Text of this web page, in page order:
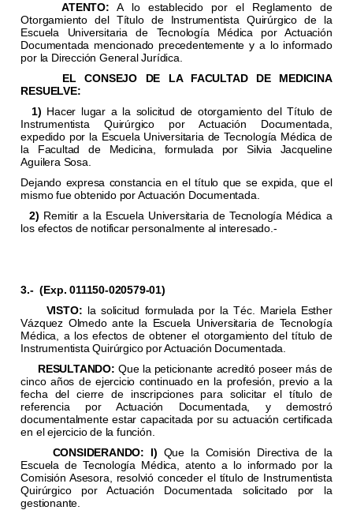
ATENTO: A lo establecido por el Reglamento de
Otorgamiento del Título de Instrumentista Quirúrgico de la
Escuela Universitaria de Tecnología Médica por Actuación
Documentada mencionado precedentemente y a lo informado
por la Dirección General Jurídica.
EL CONSEJO DE LA FACULTAD DE MEDICINA
RESUELVE:
1) Hacer lugar a la solicitud de otorgamiento del Título de
Instrumentista Quirúrgico por Actuación Documentada,
expedido por la Escuela Universitaria de Tecnología Médica de
la Facultad de Medicina, formulada por Silvia Jacqueline
Aguilera Sosa.
Dejando expresa constancia en el título que se expida, que el
mismo fue obtenido por Actuación Documentada.
2) Remitir a la Escuela Universitaria de Tecnología Médica a
los efectos de notificar personalmente al interesado.-
3.- (Exp. 011150-020579-01)
VISTO: la solicitud formulada por la Téc. Mariela Esther
Vázquez Olmedo ante la Escuela Universitaria de Tecnología
Médica, a los efectos de obtener el otorgamiento del título de
Instrumentista Quirúrgico por Actuación Documentada.
RESULTANDO: Que la peticionante acreditó poseer más de
cinco años de ejercicio continuado en la profesión, previo a la
fecha del cierre de inscripciones para solicitar el título de
referencia por Actuación Documentada, y demostró
documentalmente estar capacitada por su actuación certificada
en el ejercicio de la función.
CONSIDERANDO:
I) Que la Comisión Directiva de la
Escuela de Tecnología Médica, atento a lo informado por la
Comisión Asesora, resolvió conceder el título de Instrumentista
Quirúrgico por Actuación Documentada solicitado por la
gestionante.